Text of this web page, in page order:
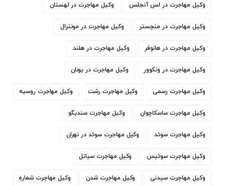
وکیل مهاجرت در لس آنجلس وکیل مهاجرت در لهستان
وکیل مهاجرت در منچستر وکیل مهاجرت در مونترال
وکیل مهاجرت در هانوفر وکیل مهاجرت در هلند
وکیل مهاجرت در ونکوور وکیل مهاجرت در یونان
وکیل مهاجرت رسمی وکیل مهاجرت رشت وکیل مهاجرت روسیه
وکیل مهاجرت ساسکاچوان وکیل مهاجرت سندیگو
وکیل مهاجرت سوئد وکیل مهاجرت سوئد در تهران
وکیل مهاجرت سوئیس وکیل مهاجرت سیاتل
وکیل مهاجرت سیدنی وکیل مهاجرت شدن وکیل مهاجرت شماره